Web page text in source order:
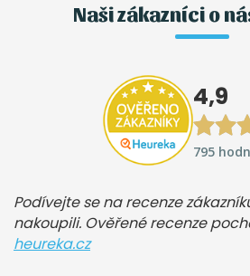
Naši zákazníci o
4,9
795
Podívejte se na recenze
nakoupili. Ověřené recenze
heureka.cz